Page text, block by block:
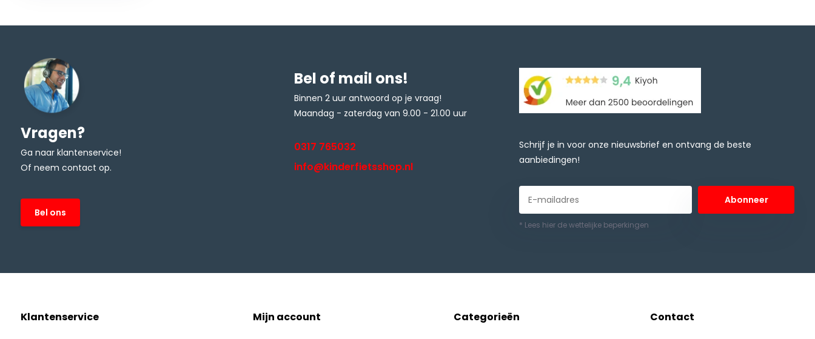
Vragen?
Ga naar klantenservice!
Of neem contact op.
Bel ons
Bel of mail ons!
Binnen 2 uur antwoord op je vraag!
Maandag - zaterdag van 9.00 - 21.00 uur
0317 765032
info@kinderfietsshop.nl
Schrijf je in voor onze nieuwsbrief en ontvang de beste
aanbiedingen!
Abonneer
* Lees hier de wettelijke beperkingen
Klantenservice Mijn account Categorieën Contact